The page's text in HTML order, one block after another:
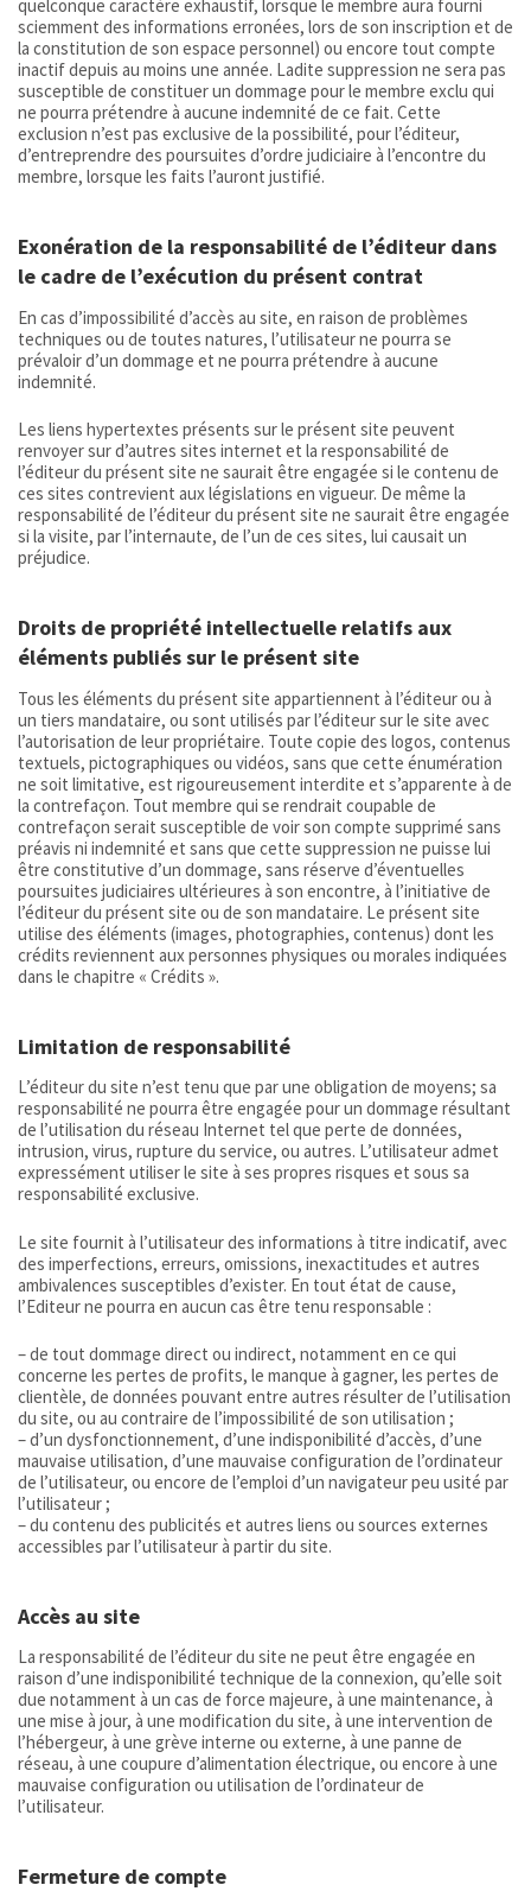
quelconque caractère exhaustif, lorsque le membre aura fourni
sciemment des informations erronées, lors de son inscription et de
la constitution de son espace personnel) ou encore tout compte
inactif depuis au moins une année. Ladite suppression ne sera pas
susceptible de constituer un dommage pour le membre exclu qui
ne pourra prétendre à aucune indemnité de ce fait. Cette
exclusion n’est pas exclusive de la possibilité, pour l’éditeur,
d’entreprendre des poursuites d’ordre judiciaire à l’encontre du
membre, lorsque les faits l’auront justifié.
Exonération de la responsabilité de l’éditeur dans
le cadre de l’exécution du présent contrat
En cas d’impossibilité d’accès au site, en raison de problèmes
techniques ou de toutes natures, l’utilisateur ne pourra se
prévaloir d’un dommage et ne pourra prétendre à aucune
indemnité.
Les liens hypertextes présents sur le présent site peuvent
renvoyer sur d’autres sites internet et la responsabilité de
l’éditeur du présent site ne saurait être engagée si le contenu de
ces sites contrevient aux législations en vigueur. De même la
responsabilité de l’éditeur du présent site ne saurait être engagée
si la visite, par l’internaute, de l’un de ces sites, lui causait un
préjudice.
Droits de propriété intellectuelle relatifs aux
éléments publiés sur le présent site
Tous les éléments du présent site appartiennent à l’éditeur ou à
un tiers mandataire, ou sont utilisés par l’éditeur sur le site avec
l’autorisation de leur propriétaire. Toute copie des logos, contenus
textuels, pictographiques ou vidéos, sans que cette énumération
ne soit limitative, est rigoureusement interdite et s’apparente à de
la contrefaçon. Tout membre qui se rendrait coupable de
contrefaçon serait susceptible de voir son compte supprimé sans
préavis ni indemnité et sans que cette suppression ne puisse lui
être constitutive d’un dommage, sans réserve d’éventuelles
poursuites judiciaires ultérieures à son encontre, à l’initiative de
l’éditeur du présent site ou de son mandataire. Le présent site
utilise des éléments (images, photographies, contenus) dont les
crédits reviennent aux personnes physiques ou morales indiquées
dans le chapitre « Crédits ».
Limitation de responsabilité
L’éditeur du site n’est tenu que par une obligation de moyens; sa
responsabilité ne pourra être engagée pour un dommage résultant
de l’utilisation du réseau Internet tel que perte de données,
intrusion, virus, rupture du service, ou autres. L’utilisateur admet
expressément utiliser le site à ses propres risques et sous sa
responsabilité exclusive.
Le site fournit à l’utilisateur des informations à titre indicatif, avec
des imperfections, erreurs, omissions, inexactitudes et autres
ambivalences susceptibles d’exister. En tout état de cause,
l’Editeur ne pourra en aucun cas être tenu responsable :
– de tout dommage direct ou indirect, notamment en ce qui
concerne les pertes de profits, le manque à gagner, les pertes de
clientèle, de données pouvant entre autres résulter de l’utilisation
du site, ou au contraire de l’impossibilité de son utilisation ;
– d’un dysfonctionnement, d’une indisponibilité d’accès, d’une
mauvaise utilisation, d’une mauvaise configuration de l’ordinateur
de l’utilisateur, ou encore de l’emploi d’un navigateur peu usité par
l’utilisateur ;
– du contenu des publicités et autres liens ou sources externes
accessibles par l’utilisateur à partir du site.
Accès au site
La responsabilité de l’éditeur du site ne peut être engagée en
raison d’une indisponibilité technique de la connexion, qu’elle soit
due notamment à un cas de force majeure, à une maintenance, à
une mise à jour, à une modification du site, à une intervention de
l’hébergeur, à une grève interne ou externe, à une panne de
réseau, à une coupure d’alimentation électrique, ou encore à une
mauvaise configuration ou utilisation de l’ordinateur de
l’utilisateur.
Fermeture de compte